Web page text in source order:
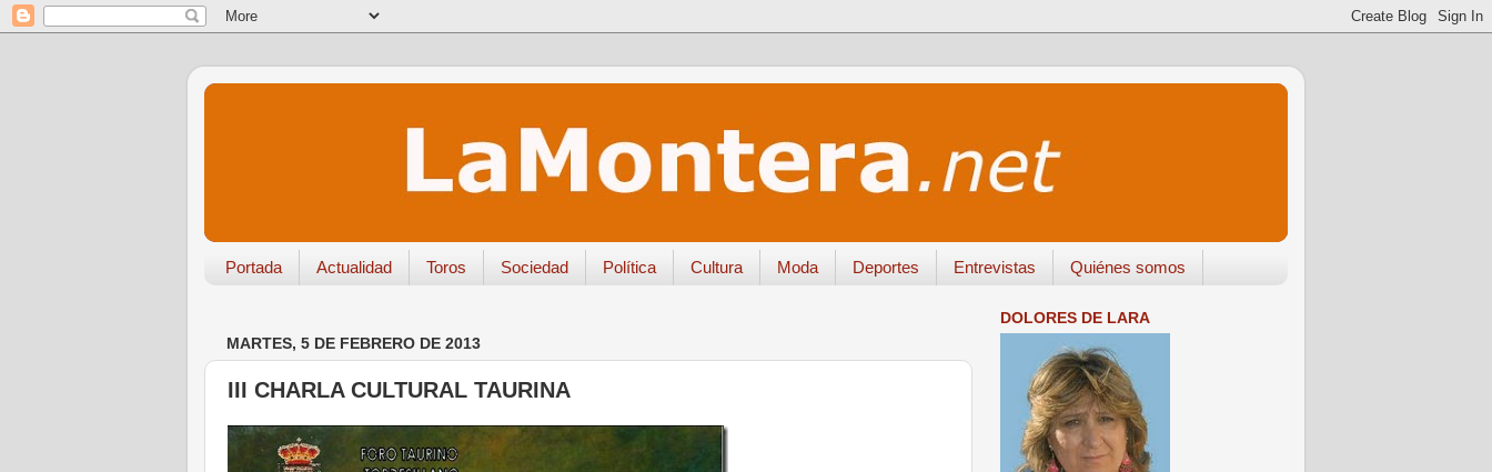
Portada Actualidad Toros Sociedad Política Cultura Moda Deportes Entrevistas Quiénes somos
MARTES, 5 DE FEBRERO DE 2013
III CHARLA CULTURAL TAURINA
DOLORES DE LARA